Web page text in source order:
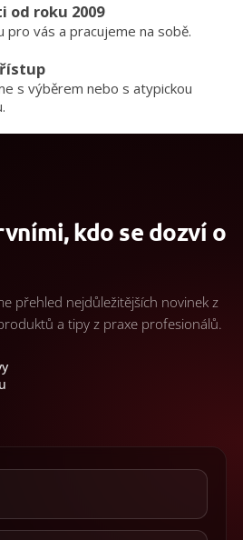
od roku 2009
pro vás a pracujeme na sobě.
s výběrem nebo s atypickou
kdo se dozví o
přehled nejdůležitějších novinek z
a tipy z praxe profesionálů.